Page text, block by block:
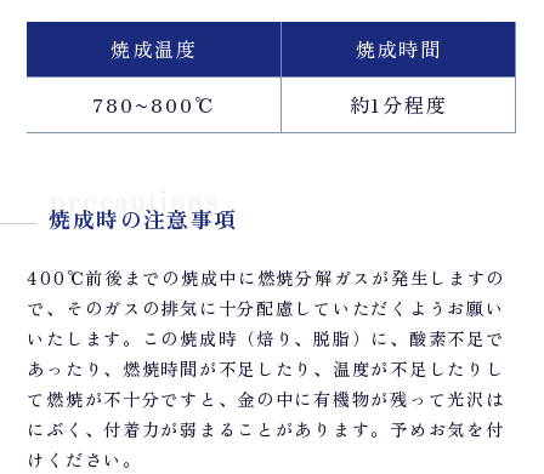
焼成温度
焼成時間
780~800℃
約1分程度
焼成時の注意事項
precautions
400℃前後までの焼成中に燃焼分解ガスが発生しますの
で、そのガスの排気に十分配慮していただくようお願い
いたします。この焼成時（焙り、脱脂）に、酸素不足で
あったり、燃焼時間が不足したり、温度が不足したりし
て燃焼が不十分ですと、金の中に有機物が残って光沢は
にぶく、付着力が弱まることがあります。予めお気を付
けください。